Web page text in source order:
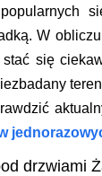
W
stać się
drzwiami